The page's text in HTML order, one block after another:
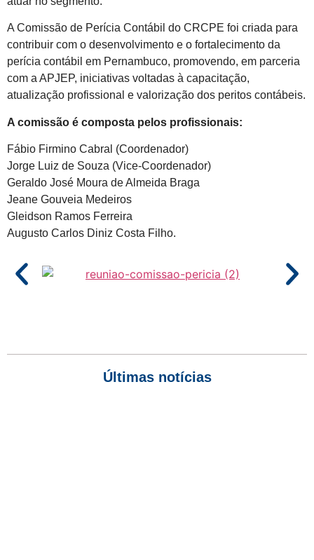
A Comissão de Perícia Contábil do CRCPE foi criada para
contribuir com o desenvolvimento e o fortalecimento da
perícia contábil em Pernambuco, promovendo, em parceria
com a APJEP, iniciativas voltadas à capacitação,
atualização profissional e valorização dos peritos contábeis.
A comissão é composta pelos profissionais:
Fábio Firmino Cabral (Coordenador)
Jorge Luiz de Souza (Vice-Coordenador)
Geraldo José Moura de Almeida Braga
Jeane Gouveia Medeiros
Gleidson Ramos Ferreira
Augusto Carlos Diniz Costa Filho.
Últimas notícias